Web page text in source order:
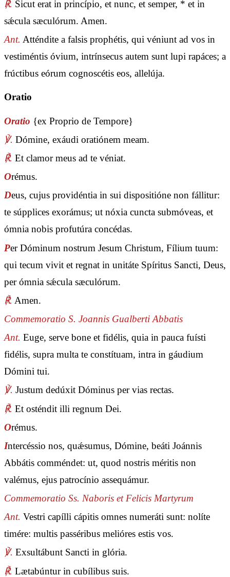
℟. Sicut erat in princípio, et nunc, et semper, * et in
sǽcula sæculórum. Amen.
Ant. Atténdite a falsis prophétis, qui véniunt ad vos in
vestiméntis óvium, intrínsecus autem sunt lupi rapáces; a
frúctibus eórum cognoscétis eos, allelúja.
Oratio
Oratio {ex Proprio de Tempore}
℣. Dómine, exáudi oratiónem meam.
℟. Et clamor meus ad te véniat.
Orémus.
Deus, cujus providéntia in sui dispositióne non fállitur:
te súpplices exorámus; ut nóxia cuncta submóveas, et
ómnia nobis profutúra concédas.
Per Dóminum nostrum Jesum Christum, Fílium tuum:
qui tecum vivit et regnat in unitáte Spíritus Sancti, Deus,
per ómnia sǽcula sæculórum.
℟. Amen.
Commemoratio S. Joannis Gualberti Abbatis
Ant. Euge, serve bone et fidélis, quia in pauca fuísti
fidélis, supra multa te constítuam, intra in gáudium
Dómini tui.
℣. Justum dedúxit Dóminus per vias rectas.
℟. Et osténdit illi regnum Dei.
Orémus.
Intercéssio nos, quǽsumus, Dómine, beáti Joánnis
Abbátis comméndet: ut, quod nostris méritis non
valémus, ejus patrocínio assequámur.
Commemoratio Ss. Naboris et Felicis Martyrum
Ant. Vestri capílli cápitis omnes numeráti sunt: nolíte
timére: multis passéribus melióres estis vos.
℣. Exsultábunt Sancti in glória.
℟. Lætabúntur in cubílibus suis.